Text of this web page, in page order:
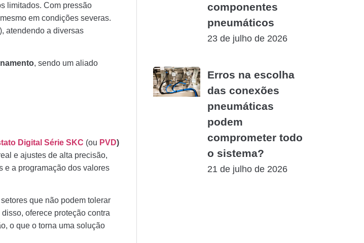
limitados. Com pressão
em condições severas.
atendendo a diversas
, sendo um aliado
Digital Série SKC (ou PVD)
e ajustes de alta precisão,
e a programação dos valores
que não podem tolerar
disso, oferece proteção contra
o que o torna uma solução
componentes
pneumáticos
23 de julho de 2026
Erros na escolha
das conexões
pneumáticas
podem
comprometer todo
o sistema?
21 de julho de 2026